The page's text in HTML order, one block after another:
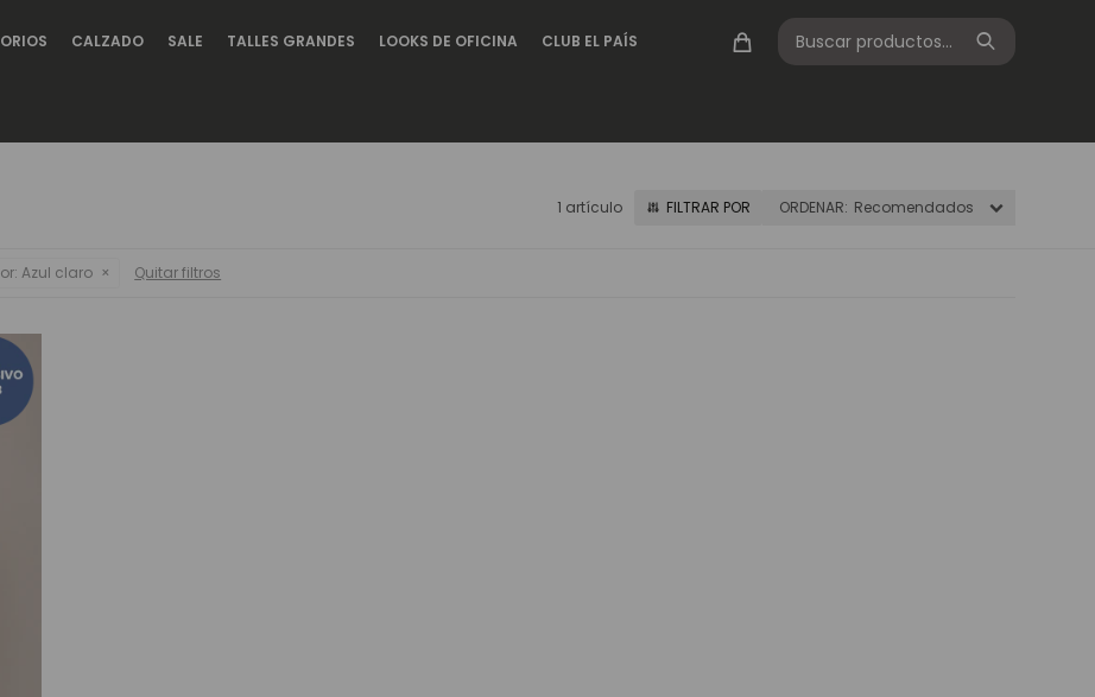
CALZADO SALE TALLES GRANDES LOOKS DE OFICINA CLUB EL PAÍS
1 artículo Recomendados
Azul claro Quitar filtros